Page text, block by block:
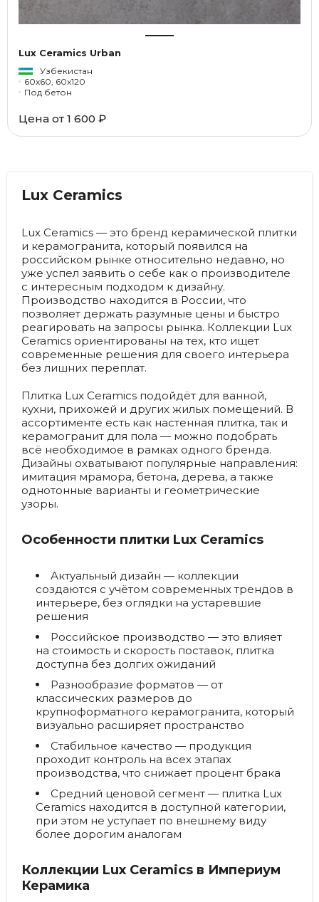
Lux Ceramics Urban
Узбекистан
60x60, 60x120
Под бетон
Цена от 1 600 ₽
Lux Ceramics
Lux Ceramics — это бренд керамической плитки
и керамогранита, который появился на
российском рынке относительно недавно, но
уже успел заявить о себе как о производителе
с интересным подходом к дизайну.
Производство находится в России, что
позволяет держать разумные цены и быстро
реагировать на запросы рынка. Коллекции Lux
Ceramics ориентированы на тех, кто ищет
современные решения для своего интерьера
без лишних переплат.
Плитка Lux Ceramics подойдёт для ванной,
кухни, прихожей и других жилых помещений. В
ассортименте есть как настенная плитка, так и
керамогранит для пола — можно подобрать
всё необходимое в рамках одного бренда.
Дизайны охватывают популярные направления:
имитация мрамора, бетона, дерева, а также
однотонные варианты и геометрические
узоры.
Особенности плитки Lux Ceramics
Актуальный дизайн — коллекции
создаются с учётом современных трендов в
интерьере, без оглядки на устаревшие
решения
Российское производство — это влияет
на стоимость и скорость поставок, плитка
доступна без долгих ожиданий
Разнообразие форматов — от
классических размеров до
крупноформатного керамогранита, который
визуально расширяет пространство
Стабильное качество — продукция
проходит контроль на всех этапах
производства, что снижает процент брака
Средний ценовой сегмент — плитка Lux
Ceramics находится в доступной категории,
при этом не уступает по внешнему виду
более дорогим аналогам
Коллекции Lux Ceramics в Империум
Керамика